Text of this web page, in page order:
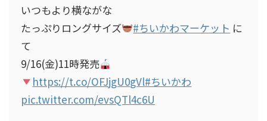
いつもより横ながな
たっぷりロングサイズ
#ちいかわマーケット に
て
9/16(金)11時発売
https://t.co/OFJjgU0gVl#ちいかわ
pic.twitter.com/evsQTl4c6U